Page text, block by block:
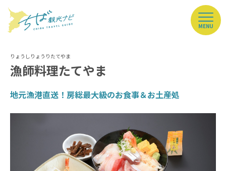
MENU
漁師料理たてやま
地元漁港直送！房総最大級のお食事＆お土産処